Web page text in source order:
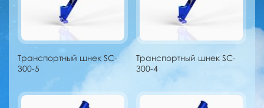
Транспортный шнек SC-
300-5
Транспортный шнек SC-
300-4